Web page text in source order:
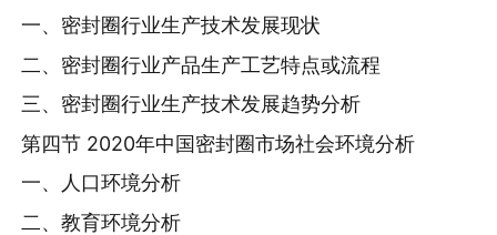
一、密封圈行业生产技术发展现状
二、密封圈行业产品生产工艺特点或流程
三、密封圈行业生产技术发展趋势分析
第四节 2020年中国密封圈市场社会环境分析
一、人口环境分析
二、教育环境分析